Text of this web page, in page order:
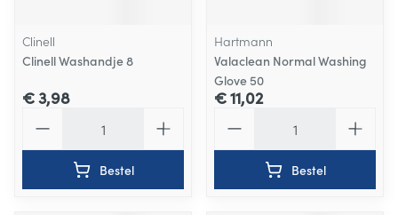
Clinell
Clinell Washandje 8
€ 3,98
Bestel
Hartmann
Valaclean Normal Washing
Glove 50
€ 11,02
Bestel